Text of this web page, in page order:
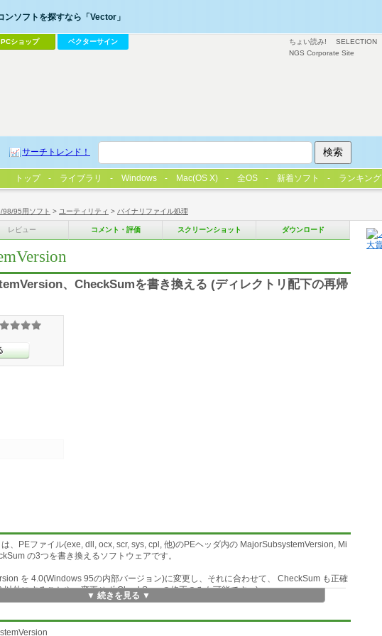
98/95用ソフト > ユーティリティ > バイナリファイル処理
レビュー コメント・評価 スクリーンショット ダウンロード
、CheckSumを書き換える (ディレクトリ配下の再帰
、PEファイル(exe, dll, ocx, scr, sys, cpl, 他)のPEヘッダ内の MajorSubsystemVersion, Mi
の3つを書き換えるソフトウェアです。
を 4.0(Windows 95の内部バージョン)に変更し、それに合わせて、 CheckSum も正確
以外にすることや、変更せず CheckSum の修正のみも可能です。)
る事により、 Microsoft Visual C++ 2008/2010 等で開発されたものが、 Windows 9x 系
も動くようになる……かもしれません。(基本的には開発時に細工が必要です。)
▼ 続きを見る ▼
ちょい読み! SELECTION
NGS Corporate Site
ンソフトを探すなら「Vector」
PCショップ ベクターサイン
サーチトレンド！
トップ ライブラリ Windows Mac(OS X) 全OS 新着ソフト ランキング